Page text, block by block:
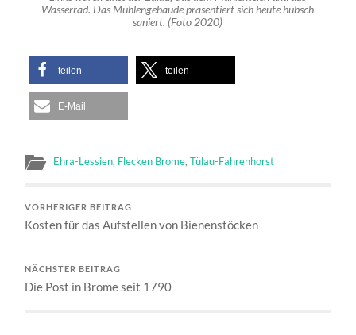
Wasserrad. Das Mühlengebäude präsentiert sich heute hübsch
saniert. (Foto 2020)
teilen teilen
E-Mail
Ehra-Lessien, Flecken Brome,Tülau-Fahrenhorst
VORHERIGER BEITRAG
Kosten für das Aufstellen von Bienenstöcken
NÄCHSTER BEITRAG
Die Post in Brome seit 1790